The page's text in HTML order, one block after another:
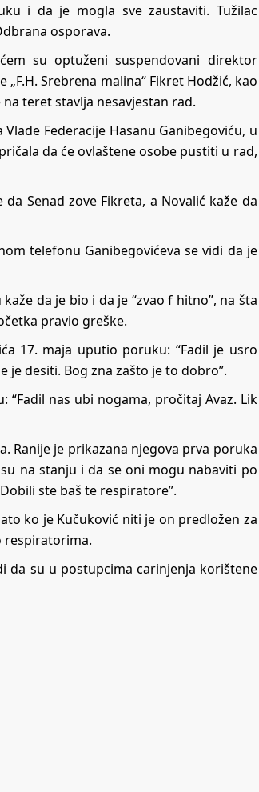
i da je mogla sve zaustaviti. Tužilac
osporava.
su optuženi suspendovani direktor
Srebrena malina“ Fikret Hodžić, kao
teret stavlja nesavjestan rad.
Federacije Hasanu Ganibegoviću, u
da će ovlaštene osobe pustiti u rad,
Senad zove Fikreta, a Novalić kaže da
telefonu Ganibegovićeva se vidi da je
da je bio i da je “zvao f hitno”, na šta
pravio greške.
17. maja uputio poruku: “Fadil je usro
je desiti. Bog zna zašto je to dobro”.
nas ubi nogama, pročitaj Avaz. Lik
Ranije je prikazana njegova prva poruka
na stanju i da se oni mogu nabaviti po
ste baš te respiratore”.
ko je Kučuković niti je on predložen za
respiratorima.
da su u postupcima carinjenja korištene